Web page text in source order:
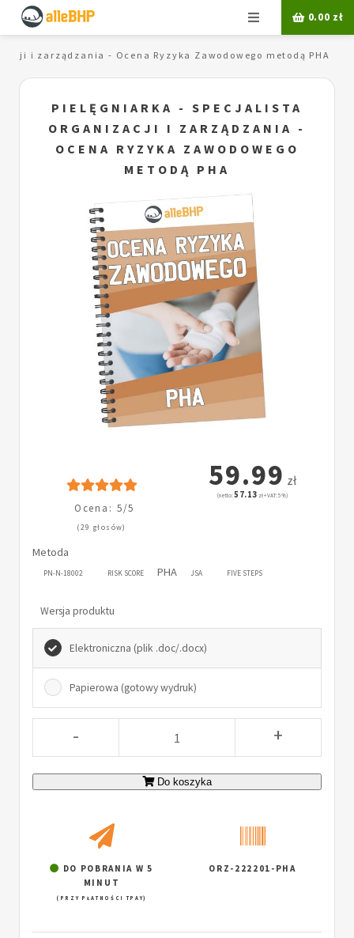
Menu 0.00 zł
i zarządzania - Ocena Ryzyka Zawodowego metodą PHA
PIELĘGNIARKA - SPECJALISTA
ORGANIZACJI I ZARZĄDZANIA -
OCENA RYZYKA ZAWODOWEGO
METODĄ PHA
Ocena: 5/5
(29 głosów)
59.99 zł
(netto:57.13 zł + VAT: 5%)
Metoda
PN-N-18002 RISK SCORE PHA JSA FIVE STEPS
Wersja produktu
Elektroniczna (plik .doc/.docx)
Papierowa (gotowy wydruk)
- +
Do koszyka
DO POBRANIA W 5
MINUT
(PRZY PŁATNOŚCI TPAY)
ORZ-222201-PHA